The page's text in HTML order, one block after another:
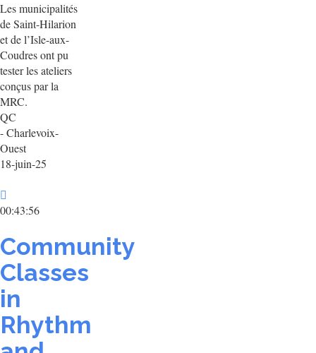
Les municipalités
de Saint-Hilarion
et de l’Isle-aux-
Coudres ont pu
tester les ateliers
conçus par la
MRC.
QC
- Charlevoix-
Ouest
18-juin-25
00:43:56
Community
Classes
in
Rhythm